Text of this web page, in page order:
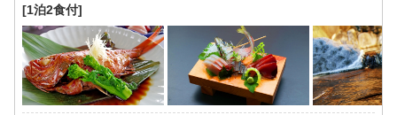
[1泊2食付]